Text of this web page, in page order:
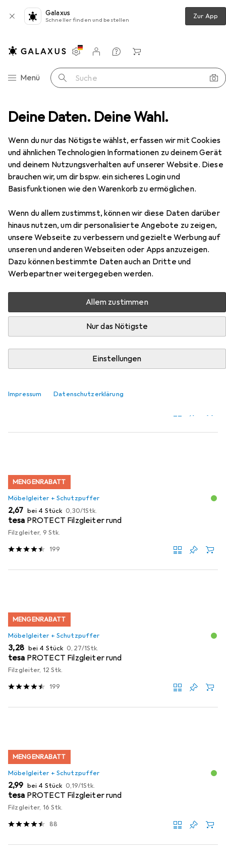
Deine Daten. Deine Wahl.
Wenn du nur das Nötigste wählst, erfassen wir mit Cookies
und ähnlichen Technologien Informationen zu deinem Gerät
und deinem Nutzungsverhalten auf unserer Website. Diese
brauchen wir, um dir bspw. ein sicheres Login und
Basisfunktionen wie den Warenkorb zu ermöglichen.
Wenn du allem zustimmst, können wir diese Daten darüber
hinaus nutzen, um dir personalisierte Angebote zu zeigen,
unsere Webseite zu verbessern und gezielte Werbung auf
unseren und anderen Webseiten oder Apps anzuzeigen.
Dazu können bestimmte Daten auch an Dritte und
Werbepartner weitergegeben werden.
Allem zustimmen
Nur das Nötigste
Einstellungen
Impressum Datenschutzerklärung
Galaxus
Schneller finden und bestellen Zur App
Navigation nach Kategorien
Menü Suche
Einstellungen
Kundenkonto
Vergleichslisten
Merklisten
Warenkorb
Arbeitszimmer Aktenschrank Keter Schrank
EUR
124,81
Keter
Schrank
89 x 54 x 99 cm
Zubehör für Keter Schrank
Hier findest du passendes Zubehör zum Produkt Keter
Schrank aus der Kategorie Möbelgleiter + Schutzpuffer.
Möbelgleiter + Schutzpuffer
EUR
Filzgleiter, 16 Stk.
MENGENRABATT
Möbelgleiter + Schutzpuffer
EUR
2,67 bei 4 Stück EUR
0,30/1Stk.
tesa PROTECT Filzgleiter rund
Filzgleiter, 9 Stk.
199
MENGENRABATT
Möbelgleiter + Schutzpuffer
EUR
3,28 bei 4 Stück EUR
0,27/1Stk.
tesa PROTECT Filzgleiter rund
Filzgleiter, 12 Stk.
199
MENGENRABATT
Möbelgleiter + Schutzpuffer
EUR
2,99 bei 4 Stück EUR
0,19/1Stk.
tesa PROTECT Filzgleiter rund
Filzgleiter, 16 Stk.
88